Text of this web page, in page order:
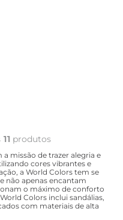
11 produtos
missão de trazer alegria e
cores vibrantes e
a World Colors tem se
não apenas encantam
o máximo de conforto
Colors inclui sandálias,
com materiais de alta